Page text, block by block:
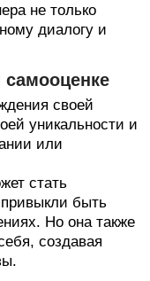
не только
диалогу и
своей
уникальности и
или
стать
быть
Но она также
создавая